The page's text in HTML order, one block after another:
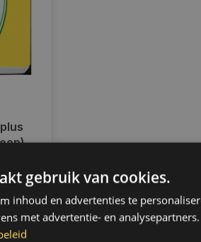
-
14.00
dag
50,-
&
gebruik van cookies.
inhoud en advertenties te
met advertentie- en